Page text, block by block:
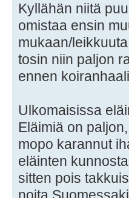
Kyllähän niitä
omistaa ensin
mukaan/
tosin niin paljon
ennen
Ulkomaisissa
Eläimiä on
mopo karannut
eläinten
sitten pois